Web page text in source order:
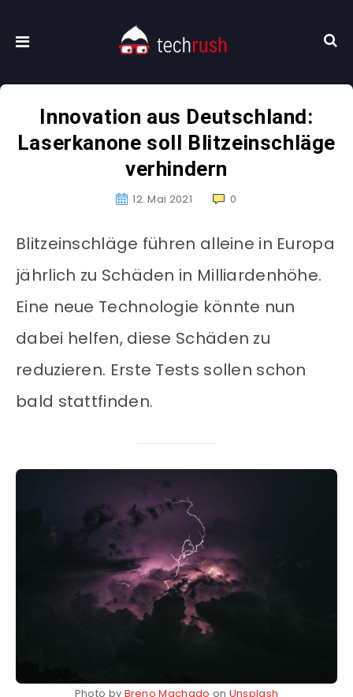
Innovation aus Deutschland:
Laserkanone soll Blitzeinschläge
verhindern
12. Mai 2021 0
Blitzeinschläge führen alleine in Europa
jährlich zu Schäden in Milliardenhöhe.
Eine neue Technologie könnte nun
dabei helfen, diese Schäden zu
reduzieren. Erste Tests sollen schon
bald stattfinden.
Photo by Breno Machado on Unsplash